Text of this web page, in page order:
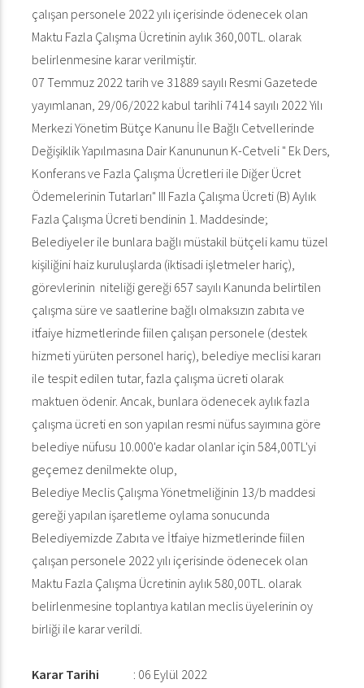
çalışan personele 2022 yılı içerisinde ödenecek olan
Maktu Fazla Çalışma Ücretinin aylık 360,00TL. olarak
belirlenmesine karar verilmiştir.
07 Temmuz 2022 tarih ve 31889 sayılı Resmi Gazetede
yayımlanan, 29/06/2022 kabul tarihli 7414 sayılı 2022 Yılı
Merkezi Yönetim Bütçe Kanunu İle Bağlı Cetvellerinde
Değişiklik Yapılmasına Dair Kanununun K-Cetveli " Ek Ders,
Konferans ve Fazla Çalışma Ücretleri ile Diğer Ücret
Ödemelerinin Tutarları" III Fazla Çalışma Ücreti (B) Aylık
Fazla Çalışma Ücreti bendinin 1. Maddesinde;
Belediyeler ile bunlara bağlı müstakil bütçeli kamu tüzel
kişiliğini haiz kuruluşlarda (iktisadi işletmeler hariç),
görevlerinin niteliği gereği 657 sayılı Kanunda belirtilen
çalışma süre ve saatlerine bağlı olmaksızın zabıta ve
itfaiye hizmetlerinde fiilen çalışan personele (destek
hizmeti yürüten personel hariç), belediye meclisi kararı
ile tespit edilen tutar, fazla çalışma ücreti olarak
maktuen ödenir. Ancak, bunlara ödenecek aylık fazla
çalışma ücreti en son yapılan resmi nüfus sayımına göre
belediye nüfusu 10.000'e kadar olanlar için 584,00TL'yi
geçemez denilmekte olup,
Belediye Meclis Çalışma Yönetmeliğinin 13/b maddesi
gereği yapılan işaretleme oylama sonucunda
Belediyemizde Zabıta ve İtfaiye hizmetlerinde fiilen
çalışan personele 2022 yılı içerisinde ödenecek olan
Maktu Fazla Çalışma Ücretinin aylık 580,00TL. olarak
belirlenmesine toplantıya katılan meclis üyelerinin oy
birliği ile karar verildi.
Karar Tarihi : 06 Eylül 2022